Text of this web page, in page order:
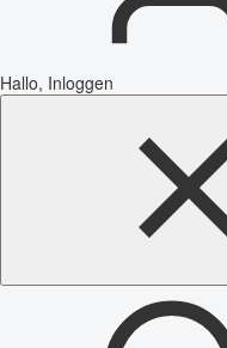
Hallo, Inloggen